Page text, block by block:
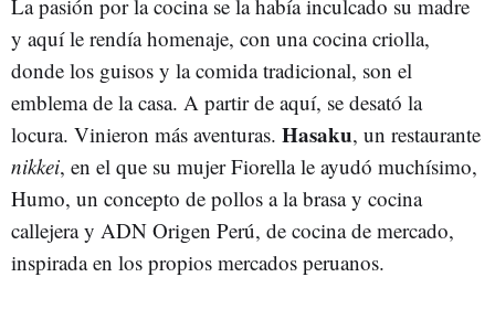
La pasión por la cocina se la había inculcado su madre
y aquí le rendía homenaje, con una cocina criolla,
donde los guisos y la comida tradicional, son el
emblema de la casa. A partir de aquí, se desató la
locura. Vinieron más aventuras. Hasaku, un restaurante
nikkei, en el que su mujer Fiorella le ayudó muchísimo,
Humo, un concepto de pollos a la brasa y cocina
callejera y ADN Origen Perú, de cocina de mercado,
inspirada en los propios mercados peruanos.